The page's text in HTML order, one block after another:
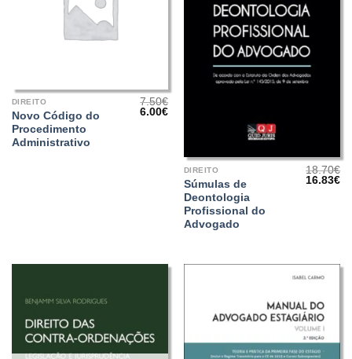
DIREITO
Novo Código do
Procedimento
Administrativo
7.50€
O
6.00€O
DIREITO
Súmulas de
Deontologia
Profissional do
Advogado
18.70€
O
16.83€O